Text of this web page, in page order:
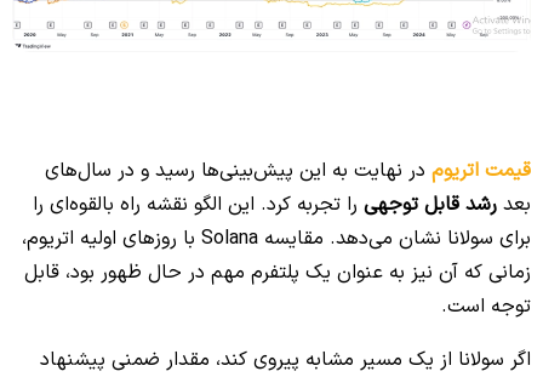
قیمت اتریوم در نهایت به این پیش‌بینی‌ها رسید و در سال‌های
بعد رشد قابل توجهی را تجربه کرد. این الگو نقشه راه بالقوه‌ای را
برای سولانا نشان می‌دهد. مقایسه Solana با روزهای اولیه اتریوم،
زمانی که آن نیز به عنوان یک پلتفرم مهم در حال ظهور بود، قابل
توجه است.
اگر سولانا از یک مسیر مشابه پیروی کند، مقدار ضمنی پیشنهاد